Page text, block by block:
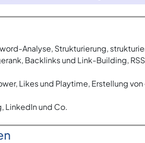
Analyse, Strukturierung,
Backlinks und Link-Building,
Likes und Playtime, Erstellung
LinkedIn und Co.